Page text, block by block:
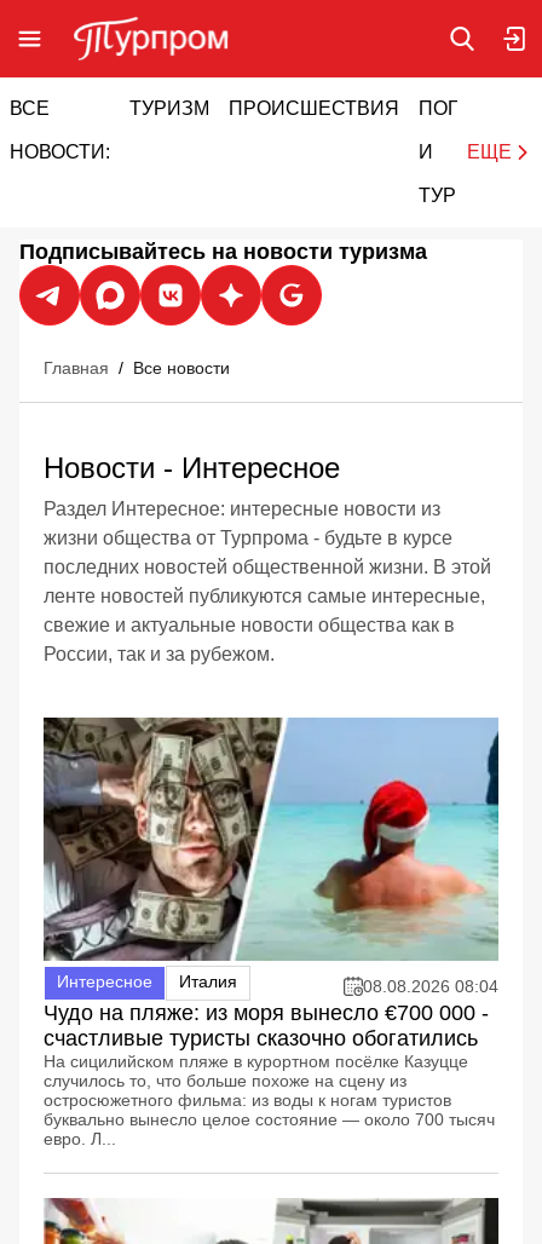
ВСЕ
НОВОСТИ:
ТУРИЗМ ПРОИСШЕСТВИЯ ПОГОДА
И
ТУРИЗМ
ЕЩЕ
Подписывайтесь на новости туризма
Главная / Все новости
Новости - Интересное
Раздел Интересное: интересные новости из
жизни общества от Турпрома - будьте в курсе
последних новостей общественной жизни. В этой
ленте новостей публикуются самые интересные,
свежие и актуальные новости общества как в
России, так и за рубежом.
Интересное Италия 08.08.2026 08:04
Чудо на пляже: из моря вынесло €700 000 -
счастливые туристы сказочно обогатились
На сицилийском пляже в курортном посёлке Казуцце
случилось то, что больше похоже на сцену из
остросюжетного фильма: из воды к ногам туристов
буквально вынесло целое состояние — около 700 тысяч
евро. Л...